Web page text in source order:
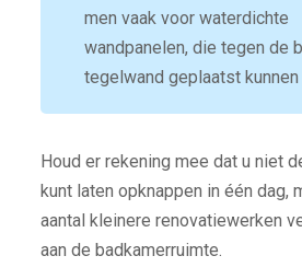
men vaak voor waterdichte
wandpanelen, die tegen de
tegelwand geplaatst kunnen
Houd er rekening mee dat u niet
kunt laten opknappen in één dag,
aantal kleinere renovatiewerken
aan de badkamerruimte.